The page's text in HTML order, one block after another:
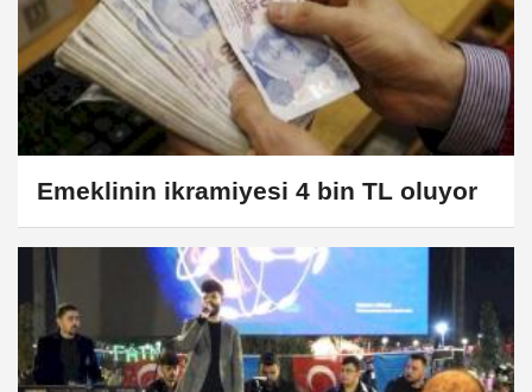
Emeklinin ikramiyesi 4 bin TL oluyor